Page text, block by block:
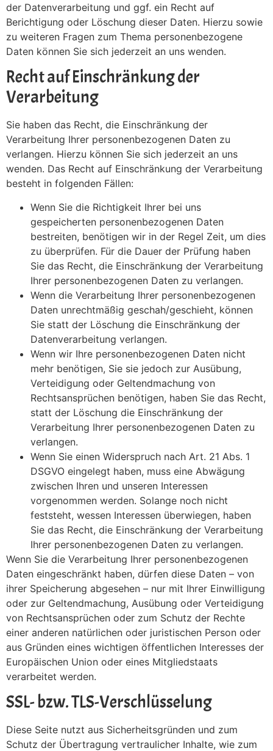
der Datenverarbeitung und ggf. ein Recht auf
Berichtigung oder Löschung dieser Daten. Hierzu sowie
zu weiteren Fragen zum Thema personenbezogene
Daten können Sie sich jederzeit an uns wenden.
Recht auf Einschränkung der
Verarbeitung
Sie haben das Recht, die Einschränkung der
Verarbeitung Ihrer personenbezogenen Daten zu
verlangen. Hierzu können Sie sich jederzeit an uns
wenden. Das Recht auf Einschränkung der Verarbeitung
besteht in folgenden Fällen:
Wenn Sie die Richtigkeit Ihrer bei uns
gespeicherten personenbezogenen Daten
bestreiten, benötigen wir in der Regel Zeit, um dies
zu überprüfen. Für die Dauer der Prüfung haben
Sie das Recht, die Einschränkung der Verarbeitung
Ihrer personenbezogenen Daten zu verlangen.
Wenn die Verarbeitung Ihrer personenbezogenen
Daten unrechtmäßig geschah/geschieht, können
Sie statt der Löschung die Einschränkung der
Datenverarbeitung verlangen.
Wenn wir Ihre personenbezogenen Daten nicht
mehr benötigen, Sie sie jedoch zur Ausübung,
Verteidigung oder Geltendmachung von
Rechtsansprüchen benötigen, haben Sie das Recht,
statt der Löschung die Einschränkung der
Verarbeitung Ihrer personenbezogenen Daten zu
verlangen.
Wenn Sie einen Widerspruch nach Art. 21 Abs. 1
DSGVO eingelegt haben, muss eine Abwägung
zwischen Ihren und unseren Interessen
vorgenommen werden. Solange noch nicht
feststeht, wessen Interessen überwiegen, haben
Sie das Recht, die Einschränkung der Verarbeitung
Ihrer personenbezogenen Daten zu verlangen.
Wenn Sie die Verarbeitung Ihrer personenbezogenen
Daten eingeschränkt haben, dürfen diese Daten – von
ihrer Speicherung abgesehen – nur mit Ihrer Einwilligung
oder zur Geltendmachung, Ausübung oder Verteidigung
von Rechtsansprüchen oder zum Schutz der Rechte
einer anderen natürlichen oder juristischen Person oder
aus Gründen eines wichtigen öffentlichen Interesses der
Europäischen Union oder eines Mitgliedstaats
verarbeitet werden.
SSL- bzw. TLS-Verschlüsselung
Diese Seite nutzt aus Sicherheitsgründen und zum
Schutz der Übertragung vertraulicher Inhalte, wie zum